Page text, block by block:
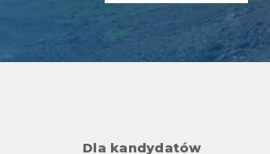
Dla kandydatów